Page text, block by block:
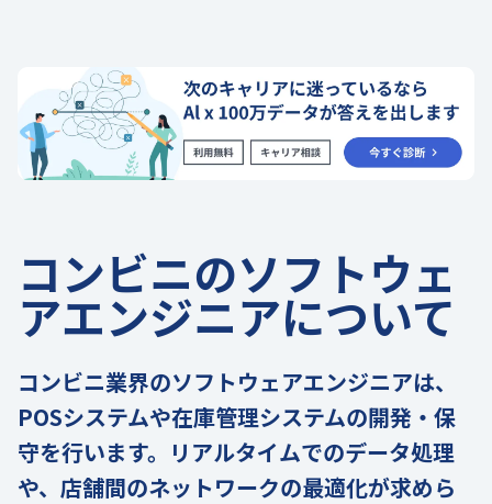
コンビニのソフトウェ
アエンジニアについて
コンビニ業界のソフトウェアエンジニアは、
POSシステムや在庫管理システムの開発・保
守を行います。リアルタイムでのデータ処理
や、店舗間のネットワークの最適化が求めら